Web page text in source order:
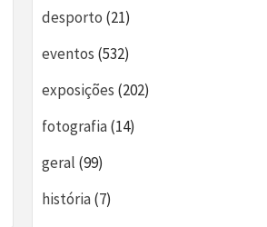
desporto (21)
eventos (532)
exposições (202)
fotografia(14)
geral (99)
história(7)